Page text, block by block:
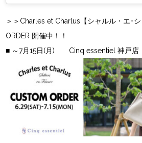
＞＞Charles et Charlus【シャルル・エ･
ORDER 開催中！！
■ ～7月15日(月) Cinq essentiel 神戸店